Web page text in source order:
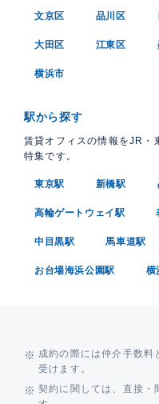
文京区 品川区
大田区 江東区
横浜市
駅から探す
賃貸オフィスの情報をJR・
特集です。
東京駅 新橋駅
高輪ゲートウェイ駅
中目黒駅 馬車道駅
お台場海浜公園駅 横
成約の際には仲介手数料
受けます。
契約に関しては、直接・